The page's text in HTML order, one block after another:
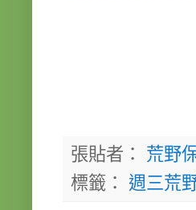
張貼者： 荒野
標籤： 週三荒